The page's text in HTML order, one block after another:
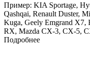
Пример: KIA Sportage,
Qashqai, Renault Duster,
Kuga, Geely Emgrand
RX, Mazda CX-3, CX-5,
Подробнее